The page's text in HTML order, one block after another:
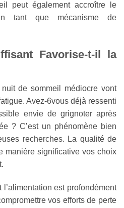
peut également accroître le
tant que mécanisme de
Favorise-t-il la
nuit de sommeil médiocre vont
Avez-6vous déjà ressenti
envie de grignoter après
? C’est un phénomène bien
recherches. La qualité de
manière significative vos choix
est profondément
vos efforts de perte